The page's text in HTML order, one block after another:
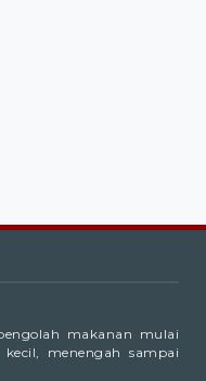
makanan mulai
menengah sampai